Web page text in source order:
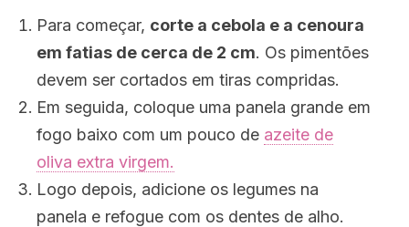
Para começar, corte a cebola e a cenoura
em fatias de cerca de 2 cm. Os pimentões
devem ser cortados em tiras compridas.
Em seguida, coloque uma panela grande em
fogo baixo com um pouco de azeite de
oliva extra virgem.
Logo depois, adicione os legumes na
panela e refogue com os dentes de alho.